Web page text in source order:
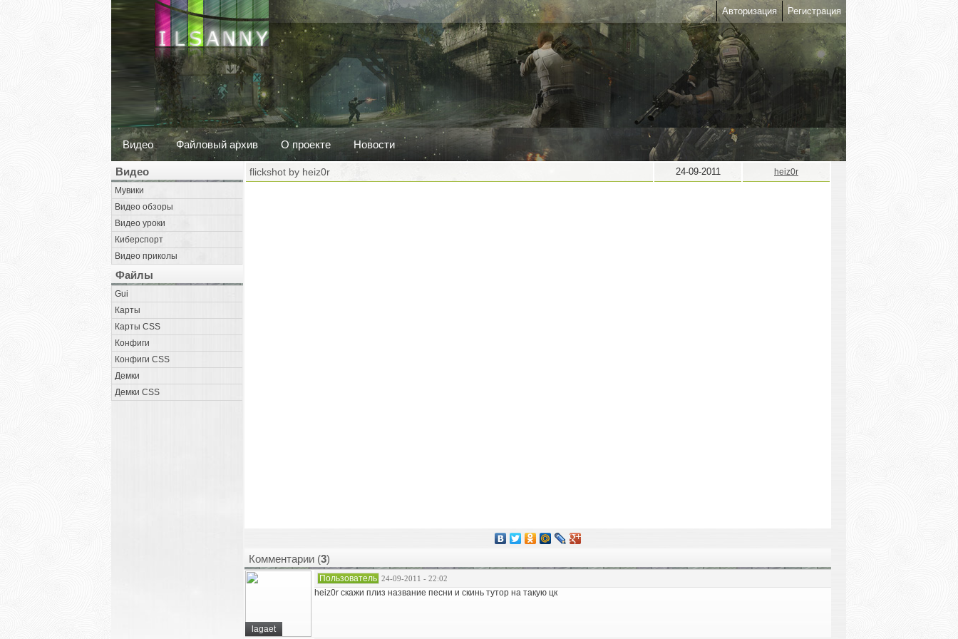
Авторизация Регистрация
Видео Файловый архив О проекте Новости
Видео
Мувики
Видео обзоры
Видео уроки
Киберспорт
Видео приколы
Файлы
Gui
Карты
Карты CSS
Конфиги
Конфиги CSS
Демки
Демки CSS
flickshot by heiz0r 24-09-2011 heiz0r
Комментарии (3)
lagaet
Пользователь 24-09-2011 - 22:02
heiz0r скажи плиз название песни и скинь тутор на такую цк